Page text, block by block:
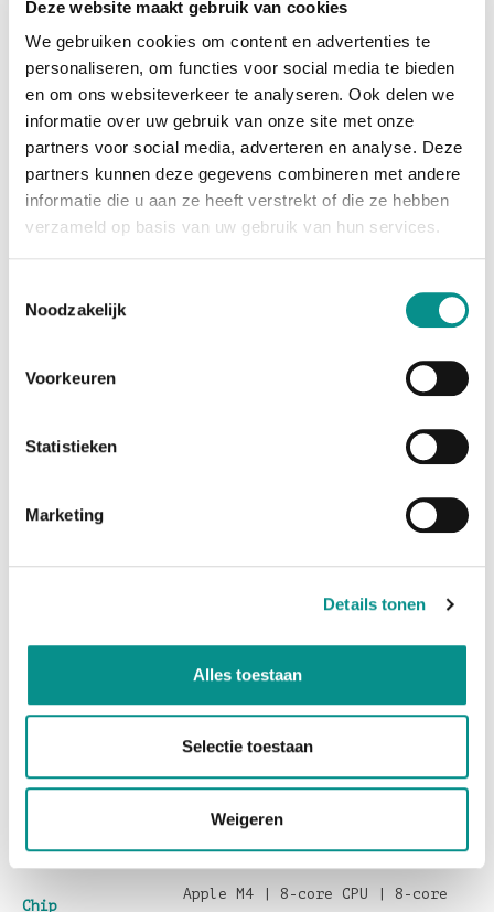
Deze website maakt gebruik van cookies
We gebruiken cookies om content en advertenties te
personaliseren, om functies voor social media te bieden
en om ons websiteverkeer te analyseren. Ook delen we
informatie over uw gebruik van onze site met onze
partners voor social media, adverteren en analyse. Deze
partners kunnen deze gegevens combineren met andere
informatie die u aan ze heeft verstrekt of die ze hebben
verzameld op basis van uw gebruik van hun services.
Noodzakelijk
Voorkeuren
Statistieken
Marketing
Details tonen
Alles toestaan
Selectie toestaan
Weigeren
met iPhone, dus je berichten en telefoontjes gaan
direct naar je iMac. En met een scala aan kleuren om
Kleine chip. Immense vooruitgang.
De Apple M4-chip combineert een heel systeem op één
chip: processor, graphics én geheugen. Zo gaat alles
razendsnel, van familiefoto’s bewerken tot kolossale
RAW-bibliotheken beheren in Lightroom. Ontdek een
sneller dan ooit en je kunt probleemloos
honderden tabbladen tegelijk open laten staan. iMac
is speciaal
aan de slag met je favoriete iPhone- en iPad- apps.
Dat is
, heeft16GB Centraal
met 8-core CPU en 8-core GPU
Verder is deze iMac voorzien van het4,5K Retina-
voor superscherp beeld en
een1080pFaceTime HD-camera,WiFi 6 entwee
poorten.
Chip
Apple M4 | 8-core CPU | 8-core